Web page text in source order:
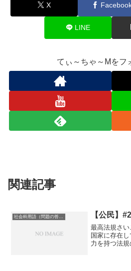
X
LINE
てぃ～ちゃ～Mをフ
関連記事
【公民
最高法規さい
国家に存在
力を持つ法規